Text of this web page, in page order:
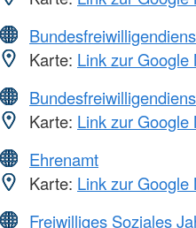
Karte: Link zur Google
Karte: Link zur Google
Ehrenamt
Karte: Link zur Google
Freiwilliges Soziales